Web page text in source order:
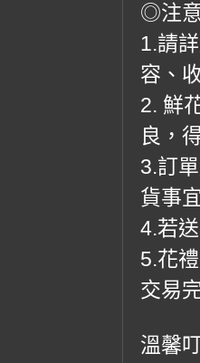
◎注
1.請
容、
2. 鮮
良，
3.訂
貨事
4.若
5.花
交易
溫馨